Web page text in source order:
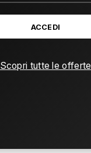
ACCEDI
Scopri tutte le offerte